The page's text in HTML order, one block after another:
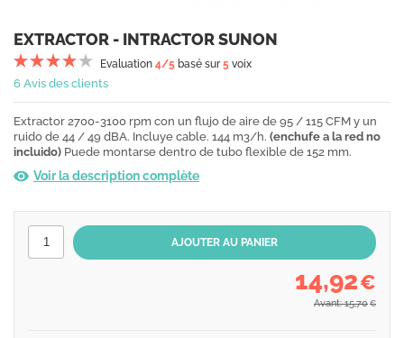
EXTRACTOR - INTRACTOR SUNON
Evaluation 4/5 basé sur5 voix
6 Avis des clients
Extractor 2700-3100 rpm con un flujo de aire de 95 / 115 CFM y un
ruido de 44 / 49 dBA. Incluye cable. 144 m3/h. (enchufe a la red no
incluido) Puede montarse dentro de tubo flexible de 152 mm.
Voir la description complète
14,92€
Avant: 15,70 €